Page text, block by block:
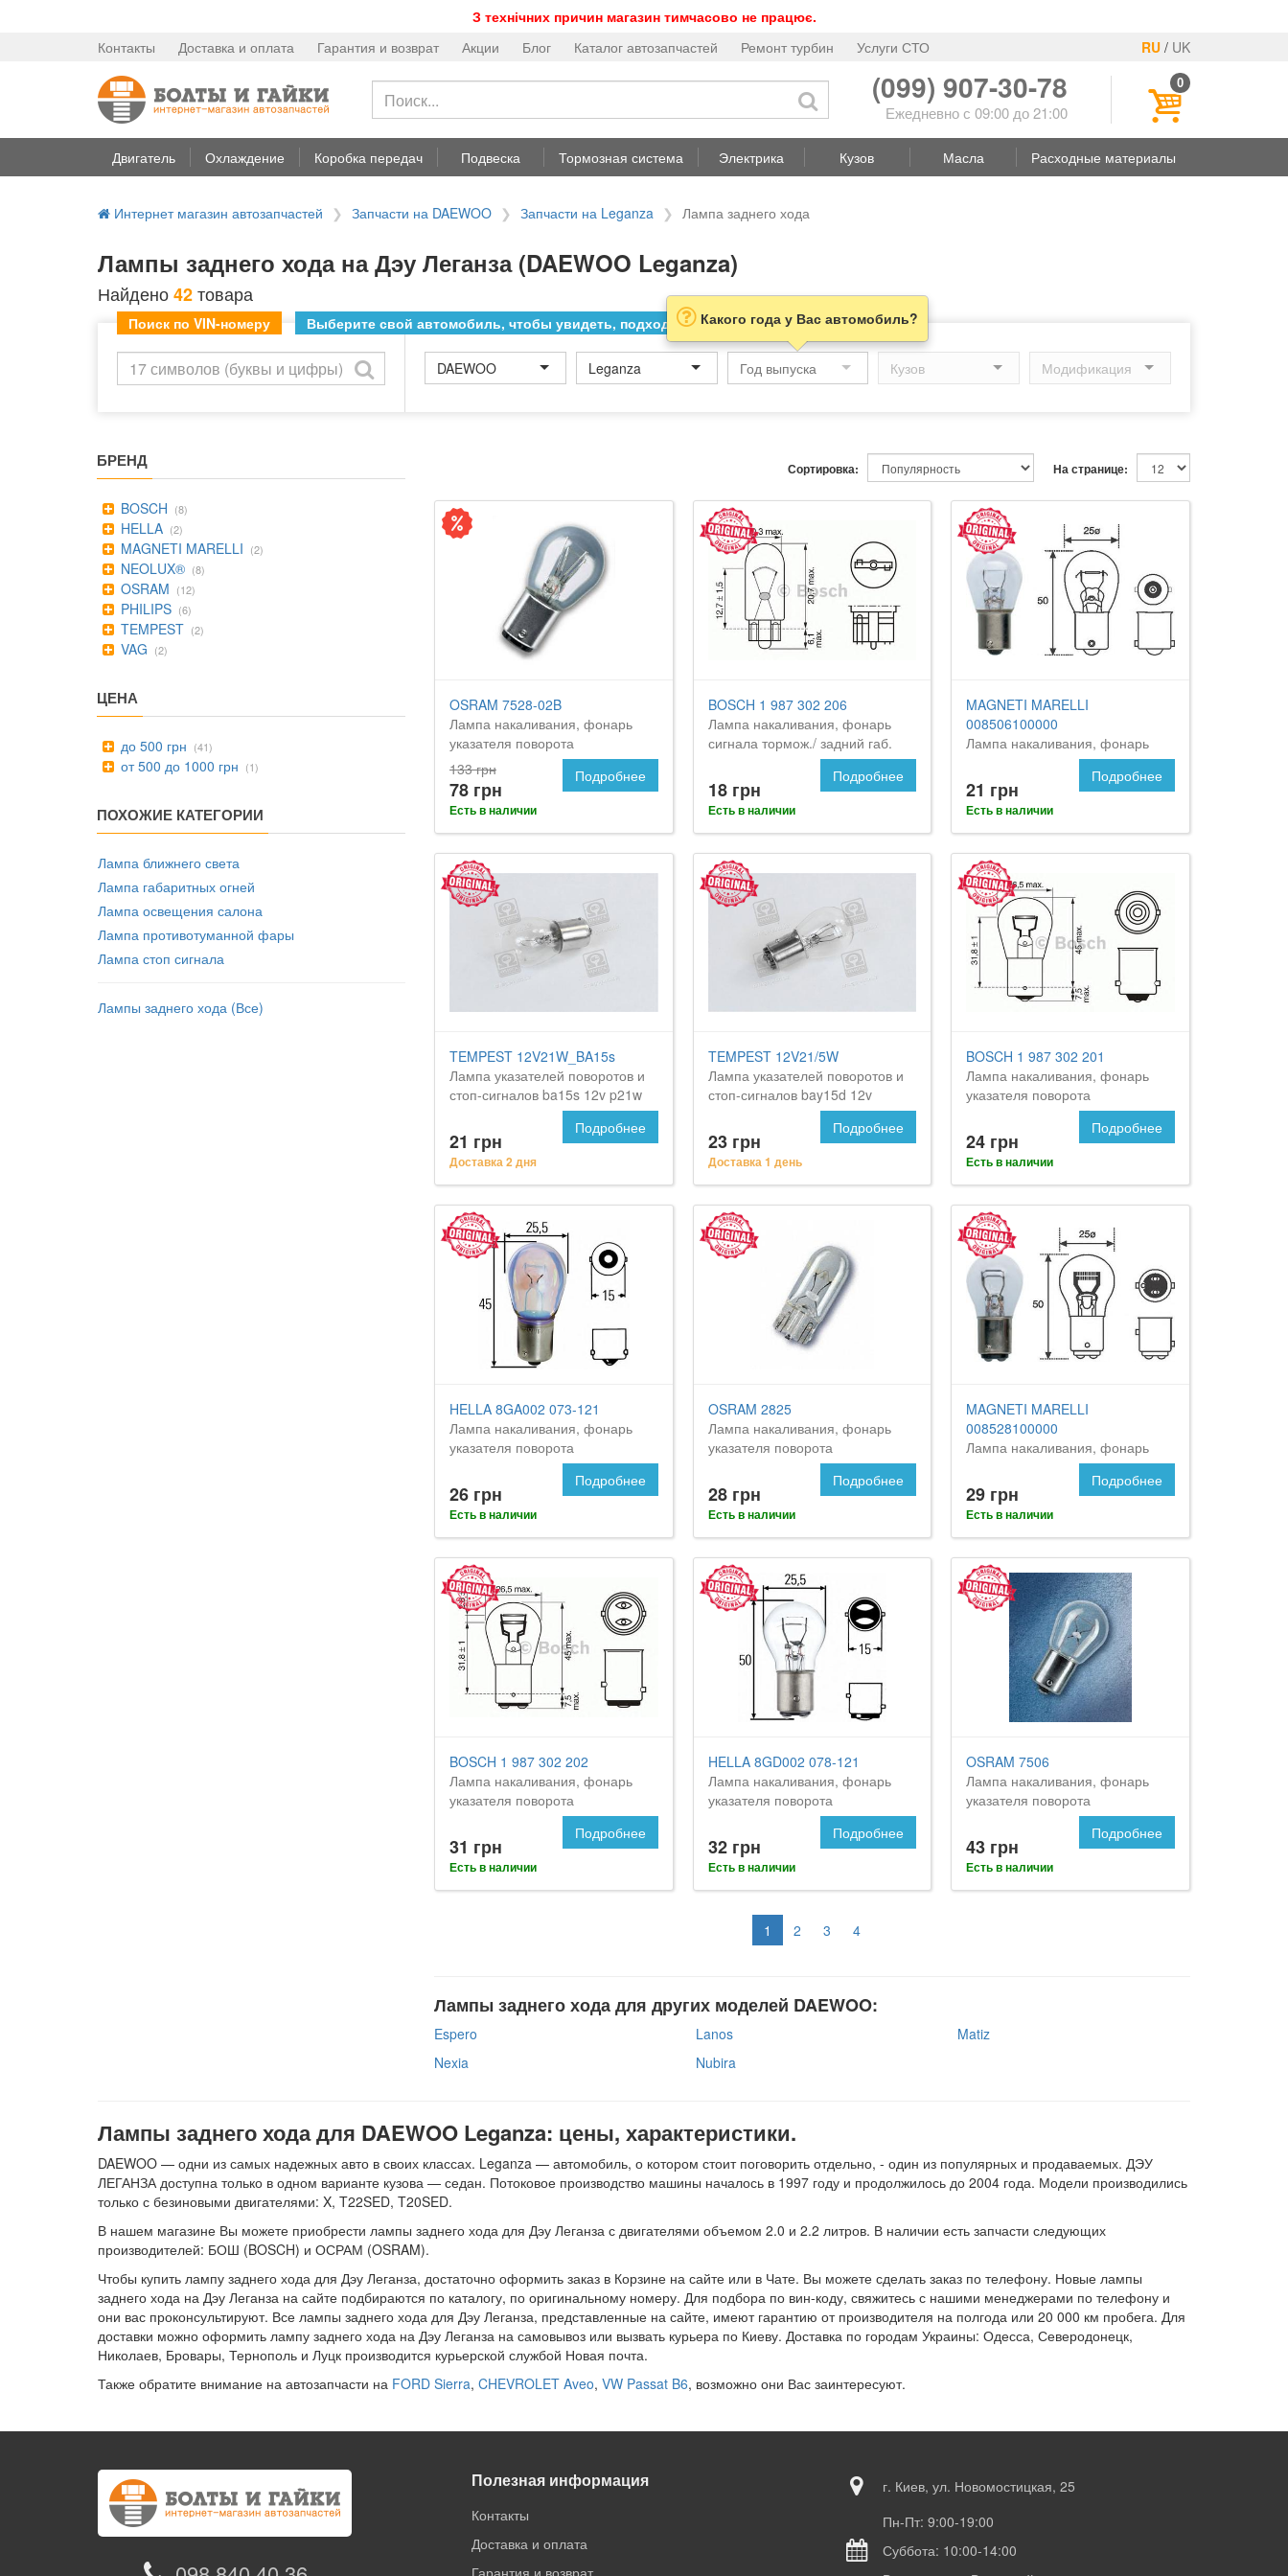
З технічних причин магазин тимчасово не працює.
RU / UK
Контакты Доставка и оплата Гарантия и возврат Акции Блог Каталог автозапчастей Ремонт турбин Услуги СТО
(099) 907-30-78
Ежедневно с 09:00 до 21:00
0
Двигатель Охлаждение Коробка передач Подвеска Тормозная система Электрика Кузов Масла Расходные материалы
Интернет магазин автозапчастей Запчасти на DAEWOO Запчасти на Leganza Лампа заднего хода
Лампы заднего хода на Дэу Леганза (DAEWOO Leganza)
Найдено42товара
Поиск по VIN-номеру Выберите свой автомобиль, чтобы увидеть, подходит ли товар к нему
DAEWOO Leganza
Какого года у Вас автомобиль?
БРЕНД
BOSCH (8)
HELLA (2)
MAGNETI MARELLI (2)
NEOLUX® (8)
OSRAM (12)
PHILIPS (6)
TEMPEST (2)
VAG (2)
ЦЕНА
до 500 грн (41)
от 500 до 1000 грн (1)
ПОХОЖИЕ КАТЕГОРИИ
Лампа ближнего света
Лампа габаритных огней
Лампа освещения салона
Лампа противотуманной фары
Лампа стоп сигнала
Лампы заднего хода (Все)
На странице:
Сортировка:
OSRAM 7528-02B
Лампа накаливания, фонарь
указателя поворота
133 грн
78 грн
Есть в наличии
Подробнее
BOSCH 1 987 302 206
Лампа накаливания, фонарь
сигнала тормож./ задний габ.
18 грн
Есть в наличии
Подробнее
MAGNETI MARELLI
008506100000
Лампа накаливания, фонарь
указателя поворота
21 грн
Есть в наличии
Подробнее
TEMPEST 12V21W_BA15s
Лампа указателей поворотов и
стоп-сигналов ba15s 12v p21w
21 грн
Доставка 2 дня
Подробнее
TEMPEST 12V21/5W
Лампа указателей поворотов и
стоп-сигналов bay15d 12v
23 грн
Доставка 1 день
Подробнее
BOSCH 1 987 302 201
Лампа накаливания, фонарь
указателя поворота
24 грн
Есть в наличии
Подробнее
HELLA 8GA002 073-121
Лампа накаливания, фонарь
указателя поворота
26 грн
Есть в наличии
Подробнее
OSRAM 2825
Лампа накаливания, фонарь
указателя поворота
28 грн
Есть в наличии
Подробнее
MAGNETI MARELLI
008528100000
Лампа накаливания, фонарь
сигнала торможения
29 грн
Есть в наличии
Подробнее
BOSCH 1 987 302 202
Лампа накаливания, фонарь
указателя поворота
31 грн
Есть в наличии
Подробнее
HELLA 8GD002 078-121
Лампа накаливания, фонарь
указателя поворота
32 грн
Есть в наличии
Подробнее
OSRAM 7506
Лампа накаливания, фонарь
указателя поворота
43 грн
Есть в наличии
Подробнее
1 2 3 4
Лампы заднего хода для других моделей DAEWOO:
Espero Lanos
Matiz
Nexia
Nubira
Лампы заднего хода для DAEWOO Leganza: цены, характеристики.
DAEWOO — одни из самых надежных авто в своих классах. Leganza — автомобиль, о котором стоит поговорить отдельно, - один из популярных и продаваемых. ДЭУ
ЛЕГАНЗА доступна только в одном варианте кузова — седан. Потоковое производство машины началось в 1997 году и продолжилось до 2004 года. Модели производились
только с безиновыми двигателями: X, T22SED, T20SED.
В нашем магазине Вы можете приобрести лампы заднего хода для Дэу Леганза с двигателями объемом 2.0 и 2.2 литров. В наличии есть запчасти следующих
производителей: БОШ (BOSCH) и ОСРАМ (OSRAM).
Чтобы купить лампу заднего хода для Дэу Леганза, достаточно оформить заказ в Корзине на сайте или в Чате. Вы можете сделать заказ по телефону. Новые лампы
заднего хода на Дэу Леганза на сайте подбираются по каталогу, по оригинальному номеру. Для подбора по вин-коду, свяжитесь с нашими менеджерами по телефону и
они вас проконсультируют. Все лампы заднего хода для Дэу Леганза, представленные на сайте, имеют гарантию от производителя на полгода или 20 000 км пробега. Для
доставки можно оформить лампу заднего хода на Дэу Леганза на самовывоз или вызвать курьера по Киеву. Доставка по городам Украины: Одесса, Северодонецк,
Николаев, Бровары, Тернополь и Луцк производится курьерской службой Новая почта.
Также обратите внимание на автозапчасти на FORD Sierra, CHEVROLET Aveo, VW Passat B6, возможно они Вас заинтересуют.
Полезная информация
Контакты
Доставка и оплата
Гарантия и возврат
г. Киев, ул. Новомостицкая, 25
Пн-Пт: 9:00-19:00
Суббота: 10:00-14:00